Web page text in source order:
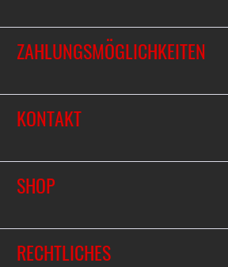
ZAHLUNGSMÖGLICHKEITEN
KONTAKT
SHOP
RECHTLICHES